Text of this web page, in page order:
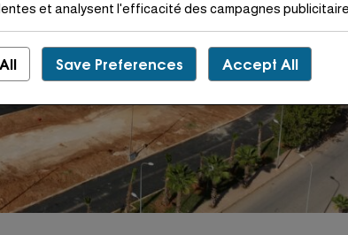
et analysent l'efficacité des campagnes
Save Preferences Accept All